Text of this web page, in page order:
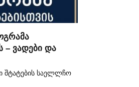
– ვადები და
შტატების საელლჩო